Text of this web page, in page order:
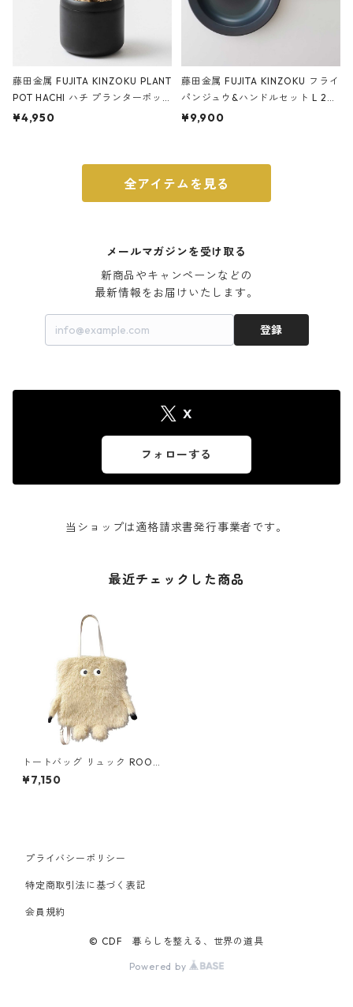
藤田金属 FUJITA KINZOKU PLANT
POT HACHI ハチ プランターポッ
ト 3号 ブラック
¥4,950
藤田金属 FUJITA KINZOKU フライ
パンジュウ&ハンドルセット L 24c
m ガス火・IH対応 鉄フライパン
¥9,900
全アイテムを見る
メールマガジンを受け取る
新商品やキャンペーンなどの
最新情報をお届けいたします。
登録
X
フォローする
当ショップは適格請求書発行事業者です。
最近チェックした商品
トートバッグ リュック ROOT
OTE TALL 2way CRYPTID-B 1
197 ルートート EU.トール2wa
¥7,150
プライバシーポリシー
特定商取引法に基づく表記
会員規約
© CDF 暮らしを整える、世界の道具
Powered by